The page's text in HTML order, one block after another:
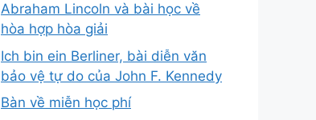
Abraham Lincoln và bài học về
hòa hợp hòa giải
Ich bin ein Berliner, bài diễn văn
bảo vệ tự do của John F. Kennedy
Bàn về miễn học phí